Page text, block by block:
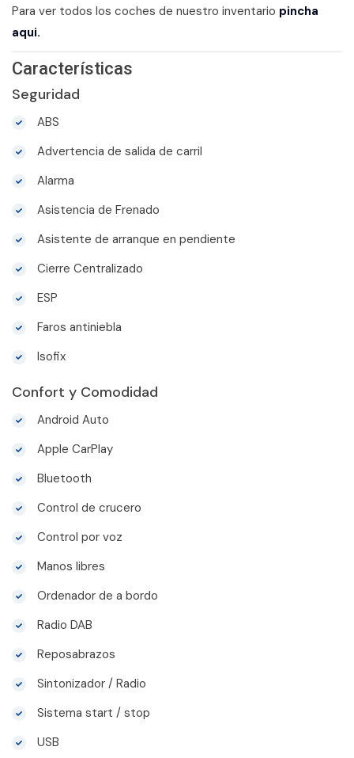
Para ver todos los coches de nuestro inventario pincha
aqui.
Características
Seguridad
ABS
Advertencia de salida de carril
Alarma
Asistencia de Frenado
Asistente de arranque en pendiente
Cierre Centralizado
ESP
Faros antiniebla
Isofix
Confort y Comodidad
Android Auto
Apple CarPlay
Bluetooth
Control de crucero
Control por voz
Manos libres
Ordenador de a bordo
Radio DAB
Reposabrazos
Sintonizador / Radio
Sistema start / stop
USB